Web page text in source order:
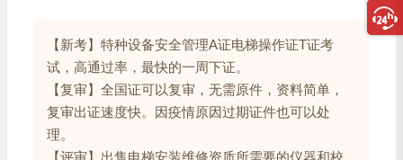
【新考】特种设备安全管理A证电梯操作证T证考
试，高通过率，最快的一周下证。
【复审】全国证可以复审，无需原件，资料简单，
复审出证速度快。因疫情原因过期证件也可以处
理。